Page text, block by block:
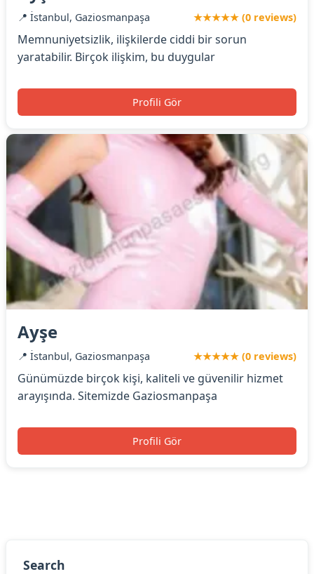
Search
📍 İstanbul, Gaziosmanpaşa ★★★★★ (0 reviews)
Memnuniyetsizlik, ilişkilerde ciddi bir sorun
yaratabilir. Birçok ilişkim, bu duygular
Profili Gör
Ayşe
📍 İstanbul, Gaziosmanpaşa ★★★★★ (0 reviews)
Günümüzde birçok kişi, kaliteli ve güvenilir hizmet
arayışında. Sitemizde Gaziosmanpaşa
Profili Gör